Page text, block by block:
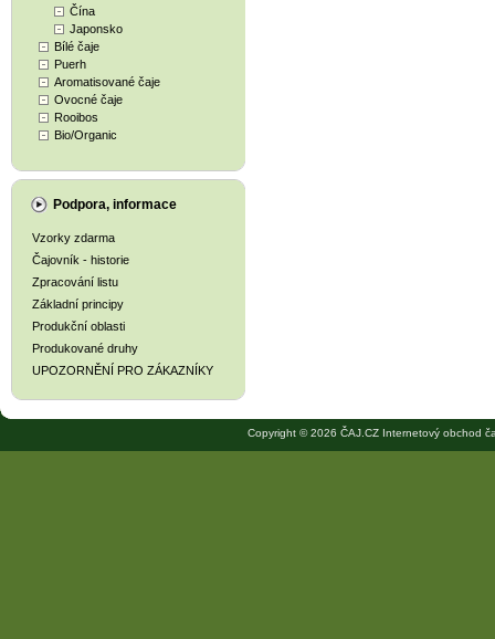
Čína
Japonsko
Bílé čaje
Puerh
Aromatisované čaje
Ovocné čaje
Rooibos
Bio/Organic
Podpora, informace
Vzorky zdarma
Čajovník - historie
Zpracování listu
Základní principy
Produkční oblasti
Produkované druhy
UPOZORNĚNÍ PRO ZÁKAZNÍKY
Copyright © 2026 ČAJ.CZ Internetový obchod